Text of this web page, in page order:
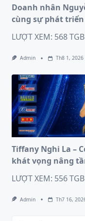
Doanh nhân
cùng sự phát
LƯỢT XEM: 568
Admin Th8 1, 2026
Tiffany Nghi La –
khát vọng nâng
LƯỢT XEM: 556
Admin Th7 16,